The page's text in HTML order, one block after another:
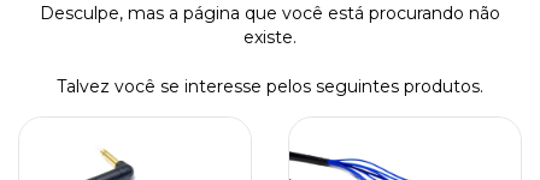
Desculpe, mas a página que você está procurando não
existe.
Talvez você se interesse pelos seguintes produtos.